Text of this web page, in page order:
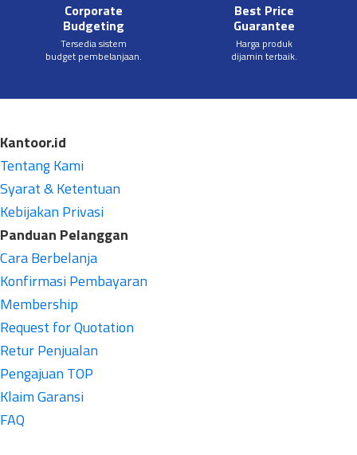
Corporate
Budgeting
Tersedia sistem
budget pembelanjaan.
Best Price
Guarantee
Harga produk
dijamin terbaik.
Kantoor.id
Tentang Kami
Syarat & Ketentuan
Kebijakan Privasi
Panduan Pelanggan
Cara Berbelanja
Konfirmasi Pembayaran
Membership
Request for Quotation
Retur Penjualan
Pengajuan TOP
Klaim Garansi
FAQ